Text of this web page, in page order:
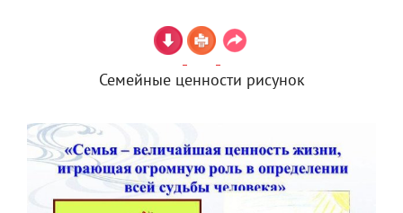
Семейные ценности рисунок